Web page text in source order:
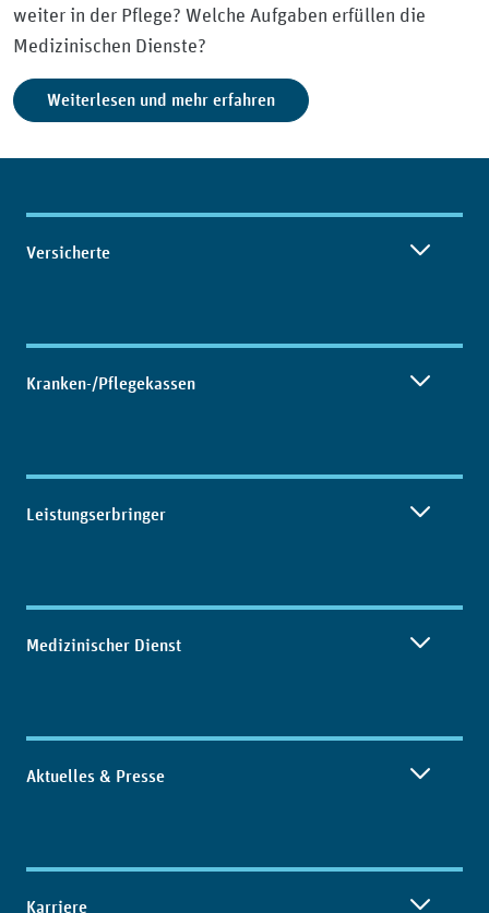
weiter in der Pflege? Welche Aufgaben erfüllen die
Medizinischen Dienste?
Weiterlesen und mehr erfahren
Inhaltsübersicht
Versicherte
Kranken-/Pflegekassen
Leistungserbringer
Medizinischer Dienst
Aktuelles & Presse
Karriere